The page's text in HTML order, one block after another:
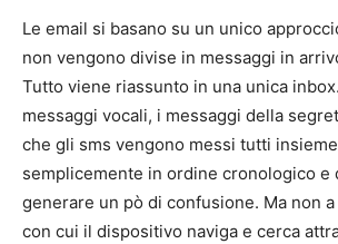
Le email si basano su un unico
non vengono divise in messaggi in
Tutto viene riassunto in una unica
messaggi vocali, i messaggi della
che gli sms vengono messi tutti
semplicemente in ordine cronologico e
generare un pò di confusione. Ma non
con cui il dispositivo naviga e cerca